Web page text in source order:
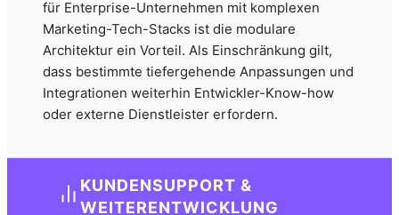
für Enterprise-Unternehmen mit komplexen
Marketing-Tech-Stacks ist die modulare
Architektur ein Vorteil. Als Einschränkung gilt,
dass bestimmte tiefergehende Anpassungen und
Integrationen weiterhin Entwickler-Know-how
oder externe Dienstleister erfordern.
KUNDENSUPPORT &
WEITERENTWICKLUNG